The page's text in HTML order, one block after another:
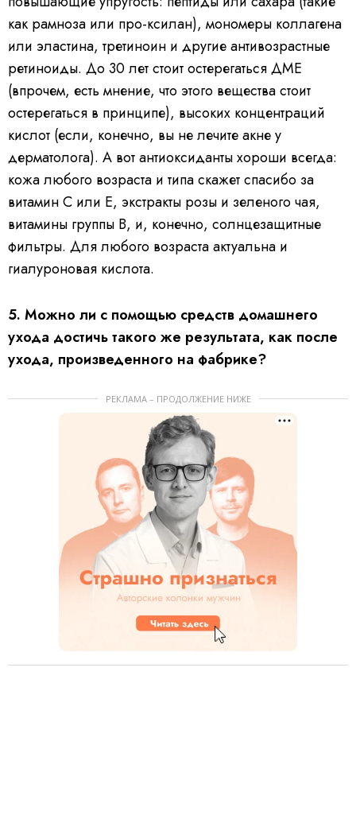
как рамноза или про-ксилан), мономеры коллагена
или эластина, третиноин и другие антивозрастные
ретиноиды. До 30 лет стоит остерегаться ДМЕ
(впрочем, есть мнение, что этого вещества стоит
остерегаться в принципе), высоких концентраций
кислот (если, конечно, вы не лечите акне у
дерматолога). А вот антиоксиданты хороши всегда:
кожа любого возраста и типа скажет спасибо за
витамин С или Е, экстракты розы и зеленого чая,
витамины группы В, и, конечно, солнцезащитные
фильтры. Для любого возраста актуальна и
гиалуроновая кислота.
5. Можно ли с помощью средств домашнего
ухода достичь такого же результата, как после
ухода, произведенного на фабрике?
РЕКЛАМА – ПРОДОЛЖЕНИЕ НИЖЕ